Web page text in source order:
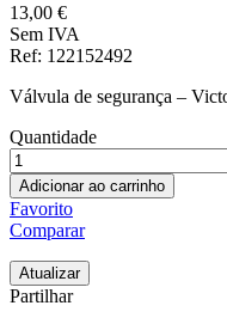
13,00 €
Sem IVA
Ref: 122152492
Válvula de segurança –
Quantidade
Adicionar ao carrinho
Favorito
Comparar
Partilhar